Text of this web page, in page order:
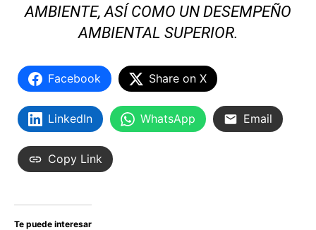
AMBIENTE, ASÍ COMO UN DESEMPEÑO
AMBIENTAL SUPERIOR.
Facebook Share on X
LinkedIn WhatsApp Email
Copy Link
Te puede interesar